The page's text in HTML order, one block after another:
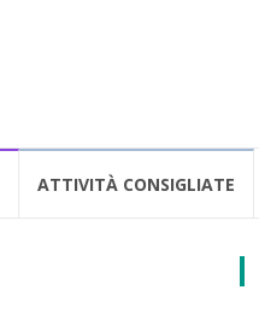
ATTIVITÀ CONSIGLIATE